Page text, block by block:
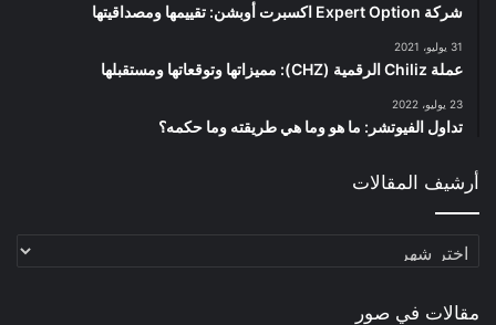
شركة Expert Option اكسبرت أوبشن: تقييمها ومصداقيتها
31 يوليو، 2021
عملة Chiliz الرقمية (CHZ): مميزاتها وتوقعاتها ومستقبلها
23 يوليو، 2022
تداول الفيوتشر: ما هو وما هي طريقته وما حكمه؟
أرشيف المقالات
أرشيف
مقالات في صور